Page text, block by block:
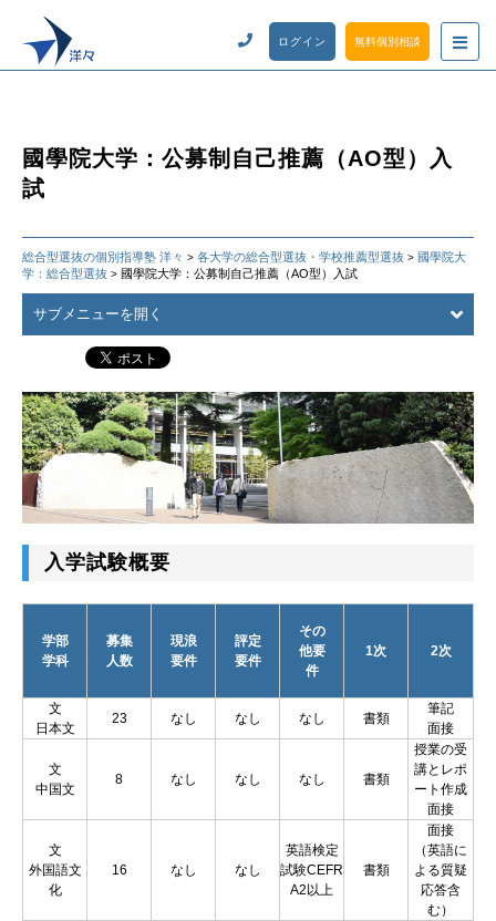
ログイン 無料個別相談
國學院大学：公募制自己推薦（AO型）入
試
総合型選抜の個別指導塾 洋々 > 各大学の総合型選抜・学校推薦型選抜 > 國學院大
学：総合型選抜 > 國學院大学：公募制自己推薦（AO型）入試
サブメニューを開く
入学試験概要
学部
学科
募集
人数
現浪
要件
評定
要件
その
他要
件
1次 2次
文
日本文
23 なし なし なし 書類
筆記
面接
文
中国文
8 なし なし なし 書類
授業の受
講とレポ
ート作成
面接
文
外国語文
化
16 なし なし
英語検定
試験CEFR
A2以上
書類
面接
（英語に
よる質疑
応答含
む）